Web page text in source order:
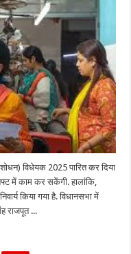
में
अब
महिलाएं
भी
कर
सकेंगी
नाइट
शिफ्ट
में
काम,
12
घंटे
तक
कराया
जा
सकेगा
वर्क,
पास
विधेयक 2025 पारित कर दिया
में काम कर सकेंगी. हालांकि,
किया गया है. विधानसभा में
राजपूत ...